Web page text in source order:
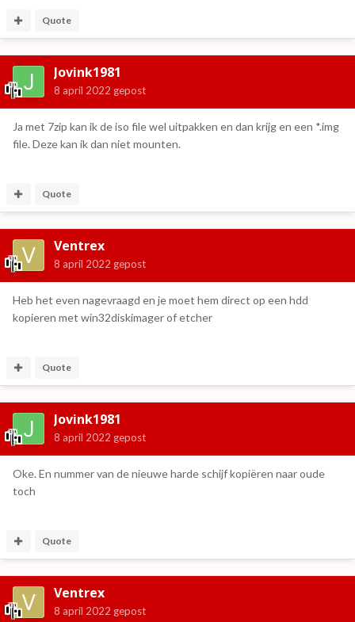
Quote
Jovink1981
8 april 2022 gepost
Ja met 7zip kan ik de iso file wel uitpakken en dan krijg en een *.img
file. Deze kan ik dan niet mounten.
Quote
Ventrex
8 april 2022 gepost
Heb het even nagevraagd en je moet hem direct op een hdd
kopieren met win32diskimager of etcher
Quote
Jovink1981
8 april 2022 gepost
Oke. En nummer van de nieuwe harde schijf kopiëren naar oude
toch
Quote
Ventrex
8 april 2022 gepost